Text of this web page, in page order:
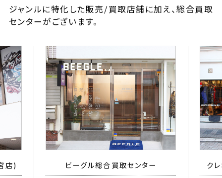
ジャンルに特化した販売/買取店舗に加え、総合買取
センターがございます。
店) ビーグル総合買取センター ク